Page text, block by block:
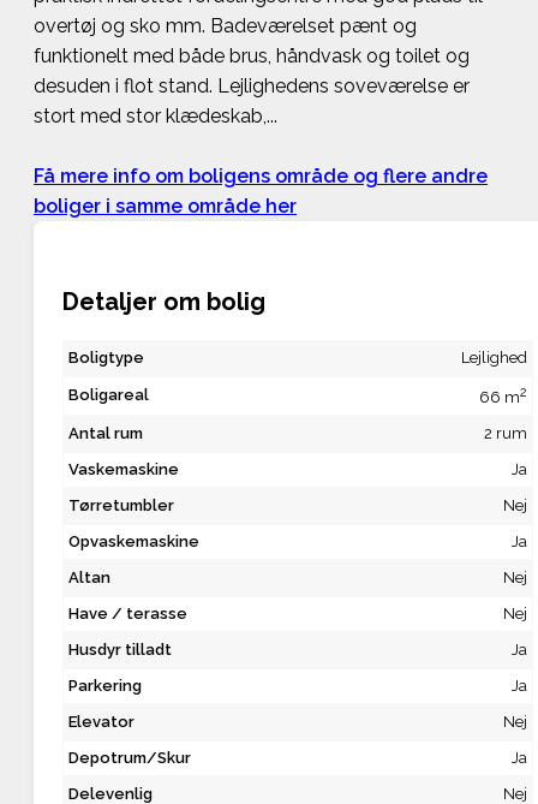
overtøj og sko mm. Badeværelset pænt og
funktionelt med både brus, håndvask og toilet og
desuden i flot stand. Lejlighedens soveværelse er
stort med stor klædeskab,...
Få mere info om boligens område og flere andre
boliger i samme område her
Detaljer om bolig
Boligtype Lejlighed
Boligareal 66 m2
Antal rum
2 rum
Vaskemaskine
Ja
Tørretumbler
Nej
Opvaskemaskine
Ja
Altan
Nej
Have / terasse
Nej
Husdyr tilladt
Ja
Parkering
Ja
Elevator
Nej
Depotrum/Skur
Ja
Delevenlig
Nej